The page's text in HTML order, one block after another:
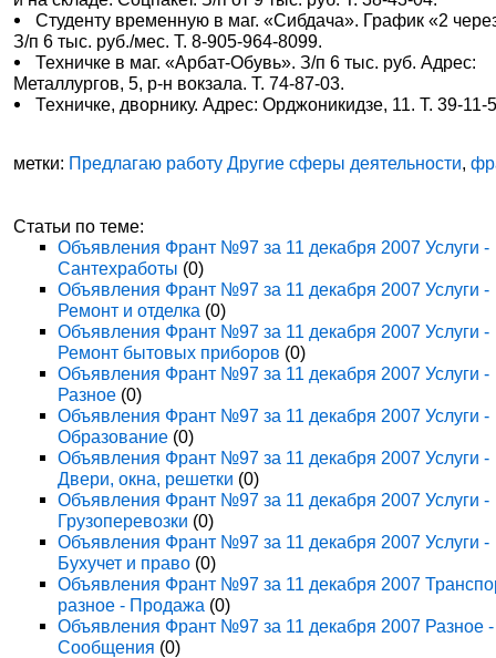
Студенту временную в маг. «Сибдача». График «2
З/п 6 тыс. руб./мес. Т. 8-905-964-8099.
Техничке в маг. «Арбат-Обувь». З/п 6 тыс. руб. Адрес:
Металлургов, 5, р-н вокзала. Т. 74-87-03.
Техничке, дворнику. Адрес: Орджоникидзе, 11. Т. 39-11-
метки: Предлагаю работу Другие сферы деятельности,
Статьи по теме:
Объявления Франт №97 за 11 декабря 2007 Услуги -
Сантехработы (0)
Объявления Франт №97 за 11 декабря 2007 Услуги -
Ремонт и отделка (0)
Объявления Франт №97 за 11 декабря 2007 Услуги -
Ремонт бытовых приборов (0)
Объявления Франт №97 за 11 декабря 2007 Услуги -
Разное (0)
Объявления Франт №97 за 11 декабря 2007 Услуги -
Образование (0)
Объявления Франт №97 за 11 декабря 2007 Услуги -
Двери, окна, решетки (0)
Объявления Франт №97 за 11 декабря 2007 Услуги -
Грузоперевозки (0)
Объявления Франт №97 за 11 декабря 2007 Услуги -
Бухучет и право (0)
Объявления Франт №97 за 11 декабря 2007
разное - Продажа (0)
Объявления Франт №97 за 11 декабря 2007 Разное -
Сообщения (0)